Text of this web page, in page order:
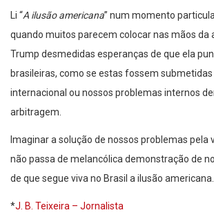
Li “A ilusão americana” num momento
quando muitos parecem colocar nas mãos da
Trump desmedidas esperanças de que ela
brasileiras, como se estas fossem
internacional ou nossos problemas internos
arbitragem.
Imaginar a solução de nossos problemas pela
não passa de melancólica demonstração de
de que segue viva no Brasil a ilusão americana.
*J. B. Teixeira – Jornalista